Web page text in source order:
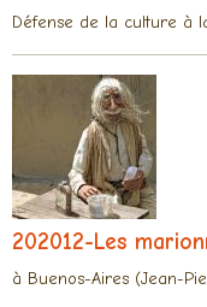
Défense de la culture à
202012-Les
à Buenos-Aires (Jean-